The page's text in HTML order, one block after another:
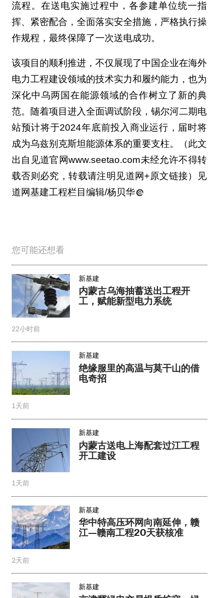
流程。在送电实施过程中，各参建单位统一指
挥、紧密配合，全面落实安全措施，严格执行操
作规程，最终保障了一次送电成功。
该项目的顺利推进，不仅展现了中国企业在海外
电力工程建设领域的技术实力和履约能力，也为
深化中乌两国在能源领域的合作树立了新的典
范。随着项目进入全面调试阶段，锡尔河二期电
站预计将于2024年底前投入商业运行，届时将
成为乌兹别克斯坦能源体系的重要支柱。（此文
出自见道官网www.seetao.com未经允许不得转
载否则必究，转载请注明见道网+原文链接）见
道网基建工程栏目编辑/杨贝华
您可能还想看
新基建
内蒙古乌海抽蓄送出工程开
工，赋能新型电力系统
22小时前
新基建
绝缘服里的高温与莫干山的借
电奇招
1天前
新基建
内蒙古送电上海配套过江工程
开工建设
1天前
新基建
华中特高压环网向南延伸，赣
江—赣南工程20天获核准
2天前
新基建